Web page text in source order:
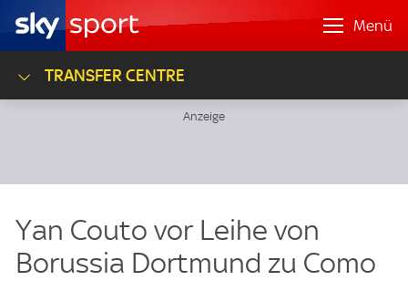
Menü
TRANSFER CENTRE
Yan Couto vor Leihe von
Borussia Dortmund zu Como